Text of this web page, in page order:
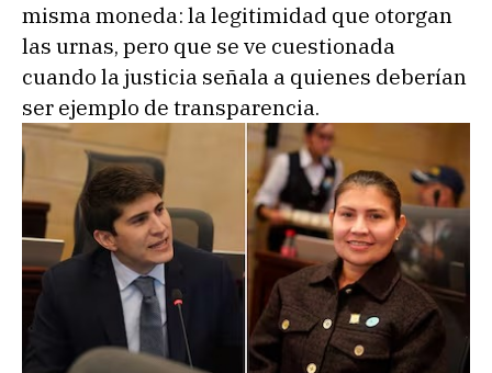
misma moneda: la legitimidad que otorgan
las urnas, pero que se ve cuestionada
cuando la justicia señala a quienes deberían
ser ejemplo de transparencia.